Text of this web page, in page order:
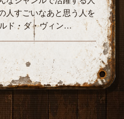
人すごいなあと思う人を
ド・ダ・ヴィン…